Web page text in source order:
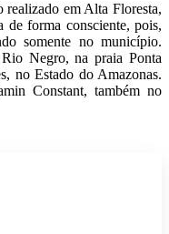
realizado em Alta Floresta,
de forma consciente, pois,
somente no município.
Negro, na praia Ponta
no Estado do Amazonas.
Constant, também no